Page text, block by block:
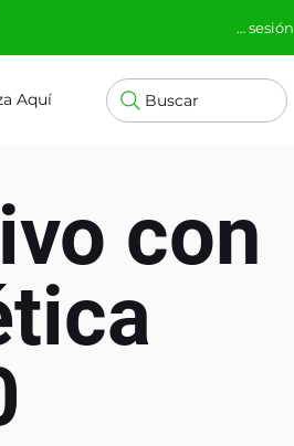
Aquí Buscar
Iniciar sesión
con